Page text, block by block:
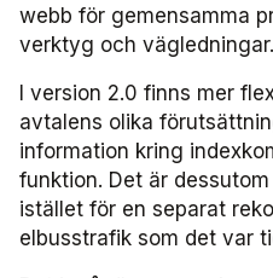
Trygghet och säkerhet
Användare Anbaro
Användare
Användare
Biljettkontroll­nätverket
Biljettkontroll­nätverket
Biljettkontroll­nätverket
Bussdepå­nätverket 2025
Bussdepå­nätverket 2023
Bussdepå­nätverket 2022
Chefs­nätverket
Chefs­nätverket 2022
Försäljnings­nätverket 2025
Försäljnings­nätverket
Järnvägs­nätverket
Kommunikations­nätverket
webb för gemensamma
verktyg och vägledningar.
I version 2.0 finns mer
avtalens olika
information kring
funktion. Det är
istället för en separat
elbusstrafik som det var